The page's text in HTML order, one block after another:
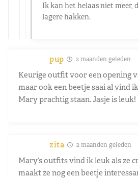
Ik kan het helaas niet meer,
lagere hakken.
pup 2 maanden geleden
Keurige outfit voor een opening
maar ook een beetje saai al vind
Mary prachtig staan. Jasje is leuk!
zita 2 maanden geleden
Mary’s outfits vind ik leuk als ze
maakt ze nog een beetje